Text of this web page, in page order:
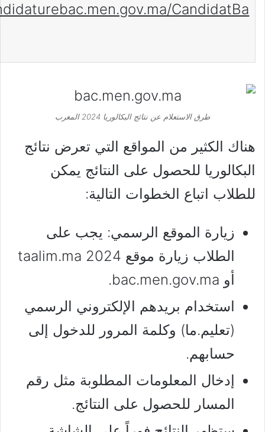
CandidatBa
طرق الاستعلام عن نتائج البكالوريا 2024 المغرب
هناك الكثير من المواقع التي تعرض نتائج
البكالوريا للحصول على النتائج يمكن
للطلاب اتباع الخطوات التالية:
زيارة الموقع الرسمي: يجب على
الطلاب زيارة موقع taalim.ma 2024
أو bac.men.gov.ma.
استخدام بريدهم الإلكتروني الرسمي
(تعليم.ما) وكلمة المرور للدخول إلى
حسابهم.
إدخال المعلومات المطلوبة مثل رقم
المسار للحصول على النتائج.